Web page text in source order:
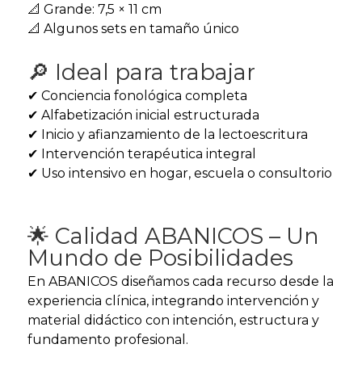
📐 Grande: 7,5 × 11 cm
📐 Algunos sets en tamaño único
🔎 Ideal para trabajar
✔ Conciencia fonológica completa
✔ Alfabetización inicial estructurada
✔ Inicio y afianzamiento de la lectoescritura
✔ Intervención terapéutica integral
✔ Uso intensivo en hogar, escuela o consultorio
🌟 Calidad ABANICOS – Un
Mundo de Posibilidades
En ABANICOS diseñamos cada recurso desde la
experiencia clínica, integrando intervención y
material didáctico con intención, estructura y
fundamento profesional.